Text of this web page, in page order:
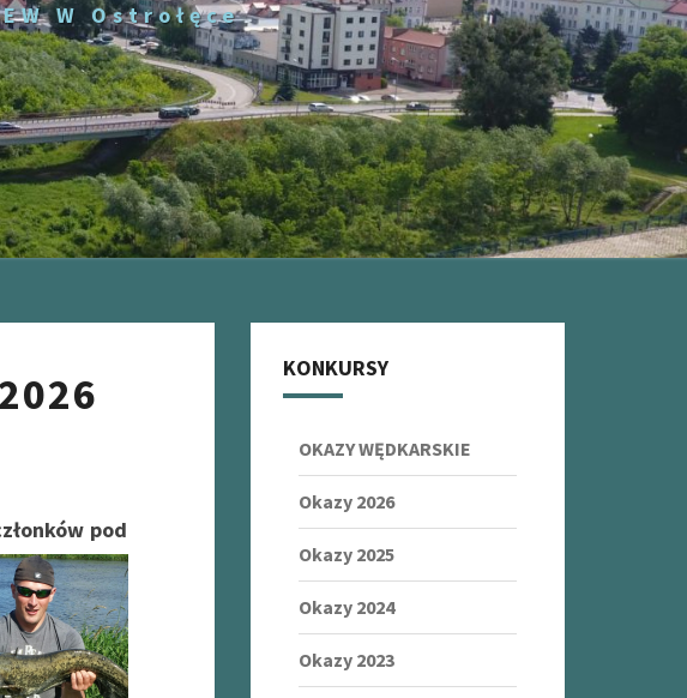
W Ostrołęce
pod
KONKURSY
OKAZY WĘDKARSKIE
Okazy 2026
Okazy 2025
Okazy 2024
Okazy 2023